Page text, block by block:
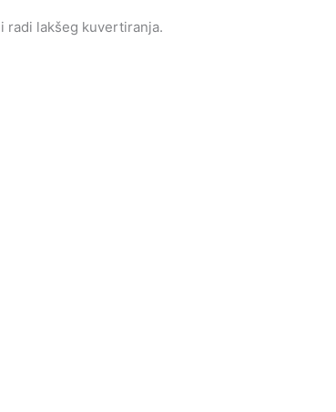
radi lakšeg kuvertiranja.